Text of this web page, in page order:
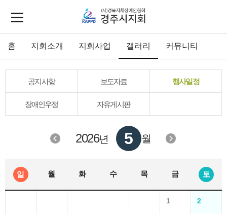
홈 지회소개 지회사업 갤러리 커뮤니티
공지사항 보도자료 행사일정
장애인우정 자유게시판
2026년 5 월
일 월 화 수 목 금 토
1 2